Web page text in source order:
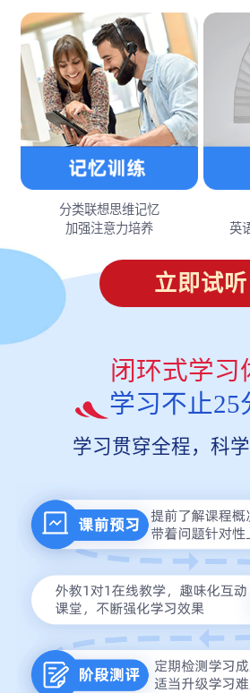
分类联想思维记忆
加强注意力培养
英
立即试听
闭环式学习
学习不止25
学习贯穿全程，科